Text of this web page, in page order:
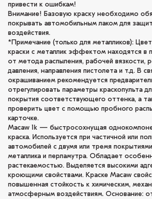
привести к ошибкам!
Внимание! Базовую краску необходимо
покрывать автомобильным лаком для
воздействия.
*Примечание (только для металликов):
краски с металлик эффектом находятся в
от метода распыления, рабочей вязкости,
давления, направления пистолета и т.д. В
окрашиванием рекомендуется
отрегулировать параметры краскопульта
покрытия соответствующего оттенка, а
проверить цвет с помощью пробного
карточке.
Macaw 1k — быстросохнущая
краска. Используется при частичной или
автомобилей с двумя или тремя
металлика и перламутра. Обладает
растекаемостью. Выделяется высокими
кроющими свойствами. Краске Macaw
повышенная стойкость к химическим,
атмосферным воздействиям. Основание: